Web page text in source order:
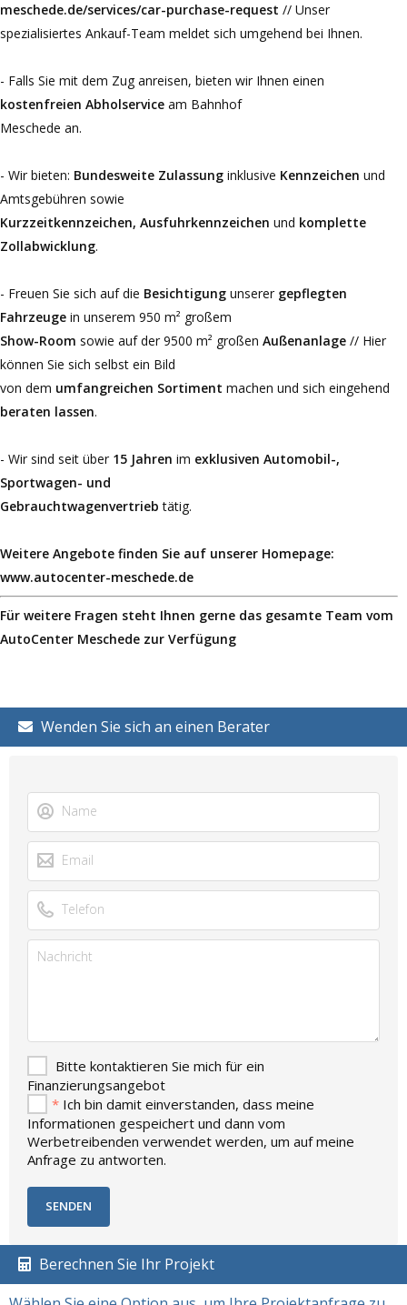
Berechnen Sie Ihr Projekt
meschede.de/services/car-purchase-request // Unser
spezialisiertes Ankauf-Team meldet sich umgehend bei Ihnen.
- Falls Sie mit dem Zug anreisen, bieten wir Ihnen einen
kostenfreien Abholservice am Bahnhof
Meschede an.
- Wir bieten: Bundesweite Zulassung inklusive Kennzeichen und
Amtsgebühren sowie
Kurzzeitkennzeichen, Ausfuhrkennzeichen und komplette
Zollabwicklung.
- Freuen Sie sich auf die Besichtigung unserer gepflegten
Fahrzeuge in unserem 950 m² großem
Show-Room sowie auf der 9500 m² großen Außenanlage // Hier
können Sie sich selbst ein Bild
von dem umfangreichen Sortiment machen und sich eingehend
beraten lassen.
- Wir sind seit über 15 Jahren im exklusiven Automobil-,
Sportwagen- und
Gebrauchtwagenvertrieb tätig.
Weitere Angebote finden Sie auf unserer Homepage:
www.autocenter-meschede.de
Für weitere Fragen steht Ihnen gerne das gesamte Team vom
AutoCenter Meschede zur Verfügung
Wenden Sie sich an einen Berater
Bitte kontaktieren Sie mich für ein
Finanzierungsangebot
* Ich bin damit einverstanden, dass meine
Informationen gespeichert und dann vom
Werbetreibenden verwendet werden, um auf meine
Anfrage zu antworten.